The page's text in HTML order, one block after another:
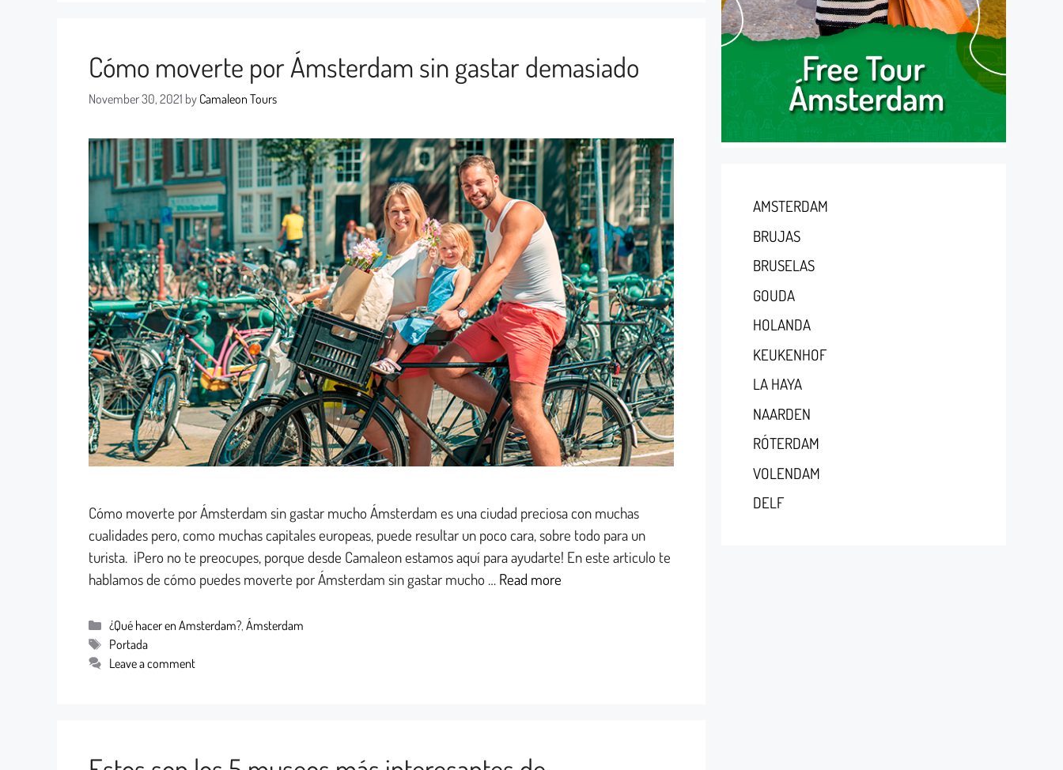
Cómo moverte por Ámsterdam sin gastar demasiado
November 30, 2021 byCamaleon Tours
Cómo moverte por Ámsterdam sin gastar mucho Ámsterdam es una ciudad preciosa con muchas
cualidades pero, como muchas capitales europeas, puede resultar un poco cara, sobre todo para un
turista. ¡Pero no te preocupes, porque desde Camaleon estamos aquí para ayudarte! En este articulo te
hablamos de cómo puedes moverte por Ámsterdam sin gastar mucho … Read more
¿Qué hacer en Amsterdam?,Ámsterdam
Portada
Leave a comment
AMSTERDAM
BRUJAS
BRUSELAS
GOUDA
HOLANDA
KEUKENHOF
LA HAYA
NAARDEN
RÓTERDAM
VOLENDAM
DELF